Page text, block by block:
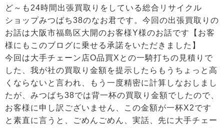
ど～も24時間出張買取りをしている総合リサイクル
ショップみつばち38のなお君です。今回の出張買取りの
お話は大阪市福島区大開のお客様Y様のお話です【お客
様にもこのブログに乗せる承諾をいただきました】
今回は大手チェーン店O品買Xとの一騎打ちの見積りで
した、我が社の買取り金額を提示したらもうちょっと高
くならないと言われ、もう一度精密に計算しなおしまし
たが、みつばち38では背一杯の買取り金額でしたので、
お客様に申し訳ございません、この金額が一杯X2です
と素直に言うと、ごめんごめん、実話、先に大手チェー